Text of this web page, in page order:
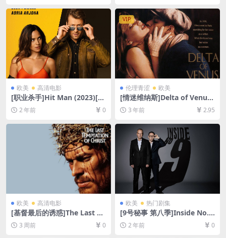
[原声中字]
载][MP4/3GB][中文字幕]
欧美 高清电影
[职业杀手]Hit Man (2023)[百
度网盘+夸克网盘1080P超清
未删减资源][网盘在线播放/下
载][MP4/7.2GB][中英字幕]
2 年前 0
VIP
伦理青涩 欧美
[情迷维纳斯]Delta of Venus
(1995)[百度网盘+夸克网盘10
80P超清未删减资源][网盘在
线播放/下载][MP4/3.9GB][中
英字幕]
3 年前 2.95
欧美 高清电影
[基督最后的诱惑]The Last Te
mptation of Christ (1988)
[百度网盘+夸克网盘1080P超
3 周前 0
欧美 热门剧集
[9号秘事 第八季]Inside No. 9
Season 8 (2022)[百度网盘
+夸克网盘1080P超清未删减
2 年前 0